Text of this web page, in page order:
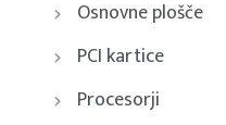
Osnovne plošče
PCI kartice
Procesorji